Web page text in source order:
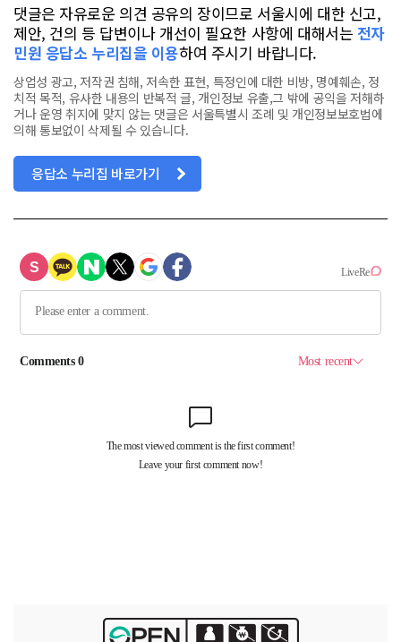
댓글은 자유로운 의견 공유의 장이므로 서울시에 대한 신고,
제안, 건의 등 답변이나 개선이 필요한 사항에 대해서는 전자
민원 응답소 누리집을 이용하여 주시기 바랍니다.
상업성 광고, 저작권 침해, 저속한 표현, 특정인에 대한 비방, 명예훼손, 정
치적 목적, 유사한 내용의 반복적 글, 개인정보 유출,그 밖에 공익을 저해하
거나 운영 취지에 맞지 않는 댓글은 서울특별시 조례 및 개인정보보호법에
의해 통보없이 삭제될 수 있습니다.
응답소 누리집 바로가기